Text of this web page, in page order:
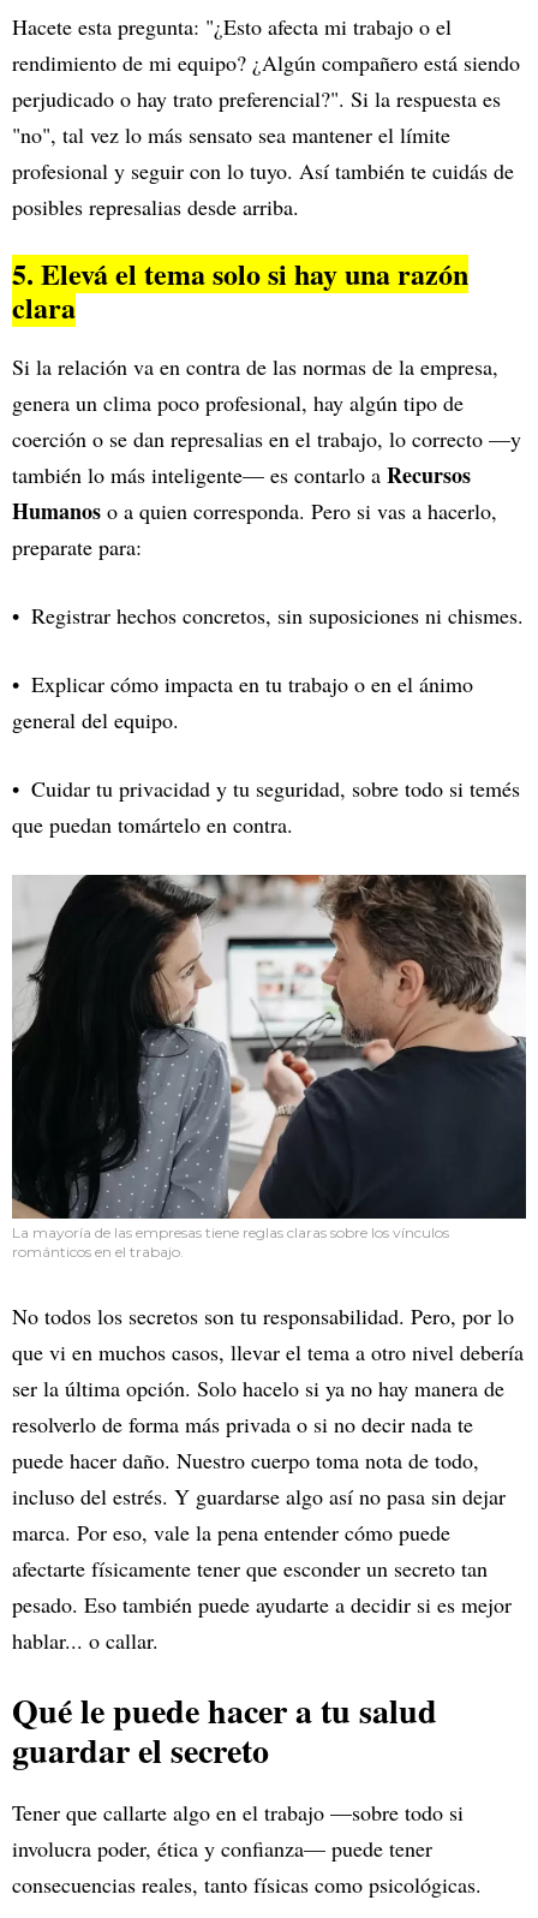
Hacete esta pregunta: "¿Esto afecta mi trabajo o el
rendimiento de mi equipo? ¿Algún compañero está siendo
perjudicado o hay trato preferencial?". Si la respuesta es
"no", tal vez lo más sensato sea mantener el límite
profesional y seguir con lo tuyo. Así también te cuidás de
posibles represalias desde arriba.
5. Elevá el tema solo si hay una razón
clara
Si la relación va en contra de las normas de la empresa,
genera un clima poco profesional, hay algún tipo de
coerción o se dan represalias en el trabajo, lo correcto —y
también lo más inteligente— es contarlo a Recursos
Humanos o a quien corresponda. Pero si vas a hacerlo,
preparate para:
Registrar hechos concretos, sin suposiciones ni chismes.
Explicar cómo impacta en tu trabajo o en el ánimo
general del equipo.
Cuidar tu privacidad y tu seguridad, sobre todo si temés
que puedan tomártelo en contra.
La mayoría de las empresas tiene reglas claras sobre los vínculos
románticos en el trabajo.
No todos los secretos son tu responsabilidad. Pero, por lo
que vi en muchos casos, llevar el tema a otro nivel debería
ser la última opción. Solo hacelo si ya no hay manera de
resolverlo de forma más privada o si no decir nada te
puede hacer daño. Nuestro cuerpo toma nota de todo,
incluso del estrés. Y guardarse algo así no pasa sin dejar
marca. Por eso, vale la pena entender cómo puede
afectarte físicamente tener que esconder un secreto tan
pesado. Eso también puede ayudarte a decidir si es mejor
hablar... o callar.
Qué le puede hacer a tu salud
guardar el secreto
Tener que callarte algo en el trabajo —sobre todo si
involucra poder, ética y confianza— puede tener
consecuencias reales, tanto físicas como psicológicas.